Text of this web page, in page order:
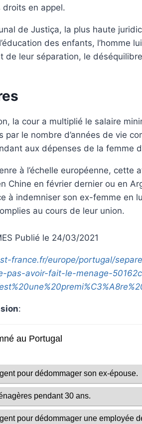
droits en appel.
de Justiça, la plus haute
des enfants, l’homme lui
de leur séparation, le
la cour a multiplié le salaire
par le nombre d’années de vie
aux dépenses de la femme
à l’échelle européenne, cette
Chine en février dernier ou en
à indemniser son ex-femme en
au cours de leur union.
Publié le 24/03/2021
france.fr/europe/portugal/
pas-avoir-fait-le-menage-
: